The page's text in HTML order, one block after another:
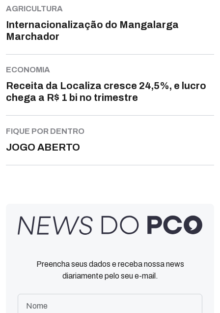
AGRICULTURA
Internacionalização do Mangalarga
Marchador
ECONOMIA
Receita da Localiza cresce 24,5%, e lucro
chega a R$ 1 bi no trimestre
FIQUE POR DENTRO
JOGO ABERTO
Preencha seus dados e receba nossa news
diariamente pelo seu e-mail.